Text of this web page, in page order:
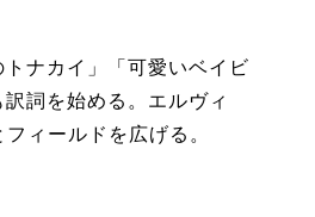
ナカイ」「可愛いベイビ
詞を始める。エルヴィ
ィールドを広げる。